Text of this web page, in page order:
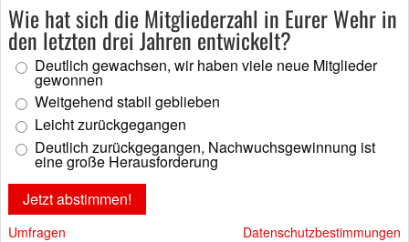
Wie hat sich die Mitgliederzahl in Eurer Wehr in
den letzten drei Jahren entwickelt?
Deutlich gewachsen, wir haben viele neue Mitglieder
gewonnen
Weitgehend stabil geblieben
Leicht zurückgegangen
Deutlich zurückgegangen, Nachwuchsgewinnung ist
eine große Herausforderung
Umfragen Datenschutzbestimmungen